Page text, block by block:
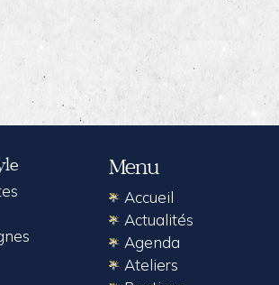
Menu
Accueil
Actualités
Agenda
Ateliers